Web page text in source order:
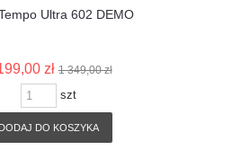
Ultra 602 DEMO
zł 1 349,00 zł
szt
DODAJ DO KOSZYKA